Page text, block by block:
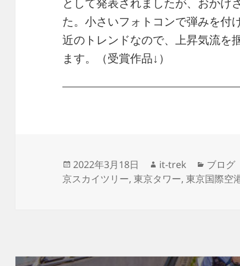
た。小さいフォトコンで弾みを付
近のトレンドなので、上昇気流を
ます。（受賞作品↓）
投
稿
2022年3月18日
作
成
it-trek
カ
テ
ブログ
京スカイツリー,東京タワー,東京国際空